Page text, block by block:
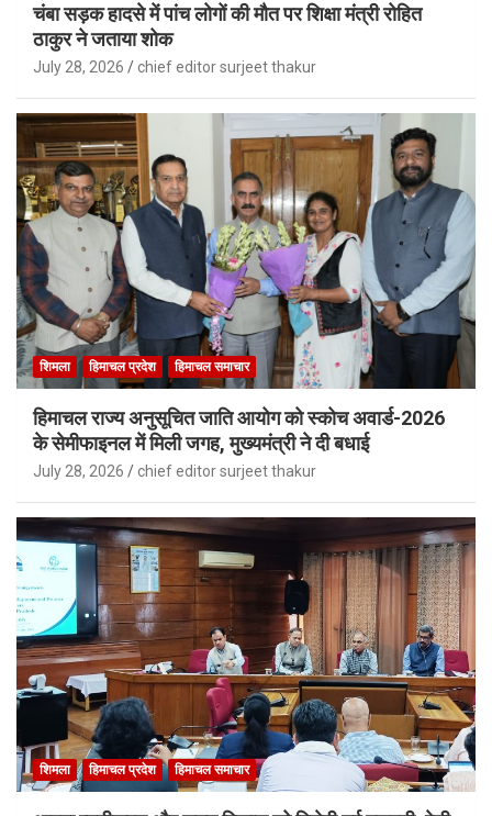
चंबा सड़क हादसे में पांच लोगों की मौत पर शिक्षा मंत्री रोहित
ठाकुर ने जताया शोक
July 28, 2026 chief editor surjeet thakur
शिमला हिमाचल प्रदेश हिमाचल समाचार
हिमाचल राज्य अनुसूचित जाति आयोग को स्कोच अवार्ड-2026
के सेमीफाइनल में मिली जगह, मुख्यमंत्री ने दी बधाई
July 28, 2026 chief editor surjeet thakur
शिमला हिमाचल प्रदेश हिमाचल समाचार